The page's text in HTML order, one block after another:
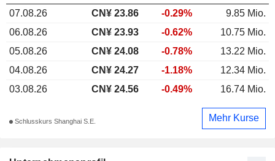
07.08.26
CN¥ 23.86 -0.29%
9.85 Mio.
06.08.26
CN¥ 23.93 -0.62%
10.75 Mio.
05.08.26
CN¥ 24.08 -0.78%
13.22 Mio.
04.08.26
CN¥ 24.27 -1.18%
12.34 Mio.
03.08.26
CN¥ 24.56 -0.49% 16.74 Mio.
Schlusskurs Shanghai S.E. Mehr Kurse